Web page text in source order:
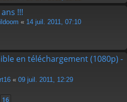
!!!
« 14 juil. 2011, 07:10
en téléchargement (1080p) -
« 09 juil. 2011, 12:29
16